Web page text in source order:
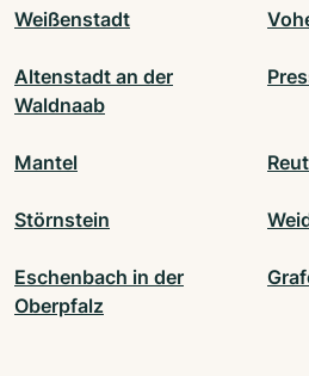
Weißenstadt
Altenstadt an der
Waldnaab
Mantel
Störnstein
Eschenbach in der
Oberpfalz